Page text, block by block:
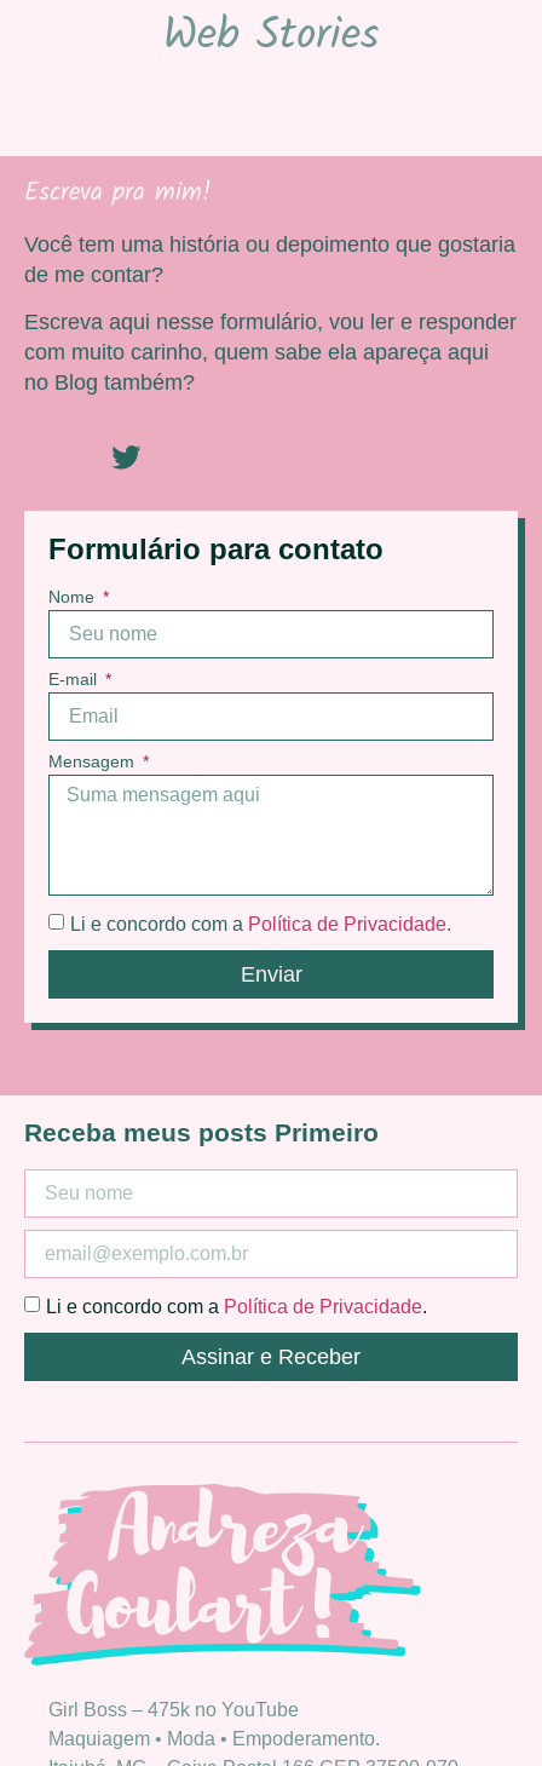
Web Stories
Formulário para contato
Nome
E-mail
Mensagem
Li e concordo com a Política de Privacidade
Enviar
Escreva pra mim!
Você tem uma história ou depoimento que gostaria
de me contar?
Escreva aqui nesse formulário, vou ler e responder
com muito carinho, quem sabe ela apareça aqui
no Blog também?
Girl Boss – 475k no YouTube
Maquiagem • Moda • Empoderamento.
Receba meus posts Primeiro
Li e concordo com a Política de Privacidade
Assinar e Receber